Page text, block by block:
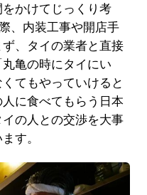
かけてじっくり考
、内装工事や開店手
、タイの業者と直接
亀の時にタイにい
てもやっていけると
に食べてもらう日本
の人との交渉を大事
す。